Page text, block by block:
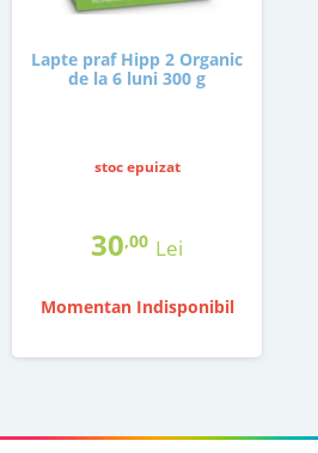
Lapte praf Hipp 2 Organic
de la 6 luni 300 g
stoc epuizat
30,00 Lei
Momentan Indisponibil